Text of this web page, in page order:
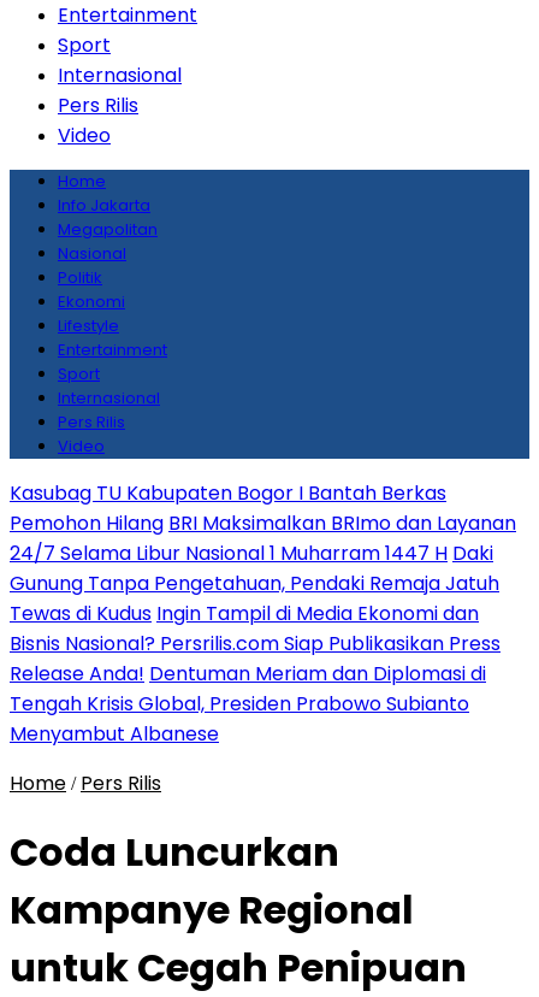
Entertainment
Sport
Internasional
Pers Rilis
Video
Home
Info Jakarta
Megapolitan
Nasional
Politik
Ekonomi
Lifestyle
Entertainment
Sport
Internasional
Pers Rilis
Video
Kasubag TU Kabupaten Bogor I Bantah Berkas
Pemohon Hilang BRI Maksimalkan BRImo dan Layanan
24/7 Selama Libur Nasional 1 Muharram 1447 H Daki
Gunung Tanpa Pengetahuan, Pendaki Remaja Jatuh
Tewas di Kudus Ingin Tampil di Media Ekonomi dan
Bisnis Nasional? Persrilis.com Siap Publikasikan Press
Release Anda! Dentuman Meriam dan Diplomasi di
Tengah Krisis Global, Presiden Prabowo Subianto
Menyambut Albanese
Home / Pers Rilis
Coda Luncurkan
Kampanye Regional
untuk Cegah Penipuan